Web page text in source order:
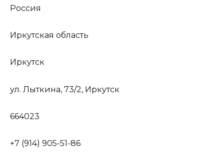
Россия
Иркутская область
Иркутск
ул. Лыткина, 73/2, Иркутск
664023
+7 (914) 905-51-86